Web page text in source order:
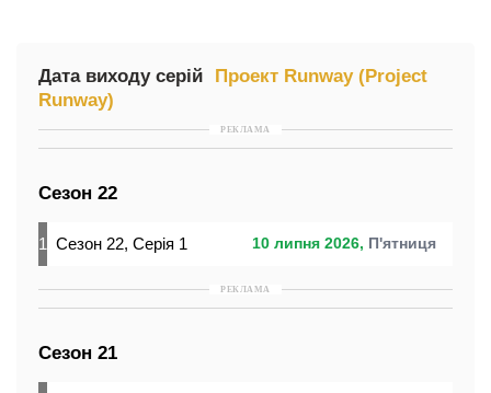
Дата виходу серій
Проект Runway (Project
Runway)
РЕКЛАМА
Сезон 22
1 Сезон 22, Серія 1 10 липня 2026, П'ятниця
РЕКЛАМА
Сезон 21